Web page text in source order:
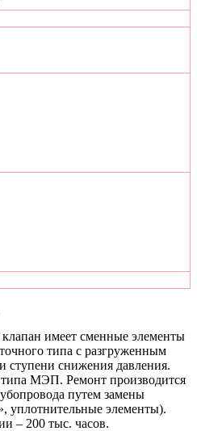
клапан имеет сменные элементы
типа с разгруженным
ступени снижения давления.
МЭП. Ремонт производится
путем замены
уплотнительные элементы).
– 200 тыс. часов.